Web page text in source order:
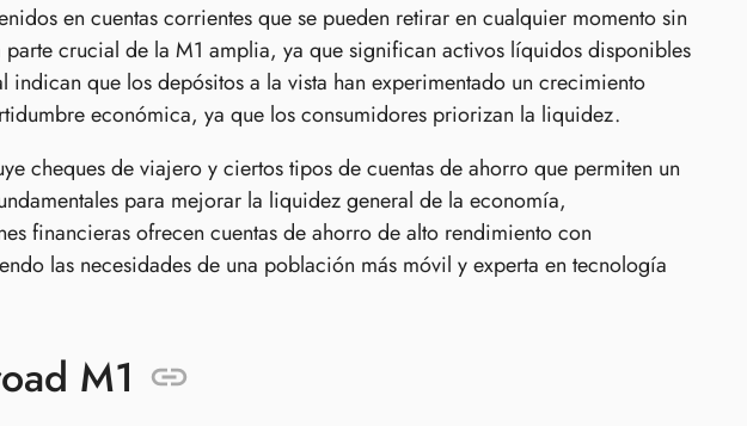
en cuentas corrientes que se pueden retirar en cualquier momento sin
parte crucial de la M1 amplia, ya que significan activos líquidos disponibles
indican que los depósitos a la vista han experimentado un crecimiento
económica, ya que los consumidores priorizan la liquidez.
cheques de viajero y ciertos tipos de cuentas de ahorro que permiten un
para mejorar la liquidez general de la economía,
financieras ofrecen cuentas de ahorro de alto rendimiento con
las necesidades de una población más móvil y experta en tecnología
M1